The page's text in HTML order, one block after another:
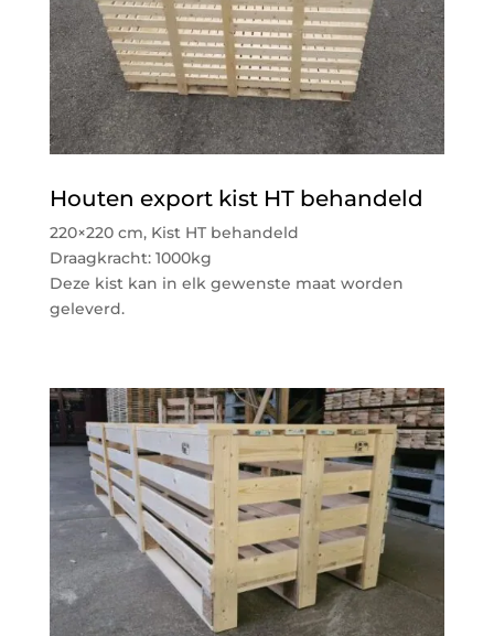
Houten export kist HT behandeld
220×220 cm, Kist HT behandeld
Draagkracht: 1000kg
Deze kist kan in elk gewenste maat worden
geleverd.